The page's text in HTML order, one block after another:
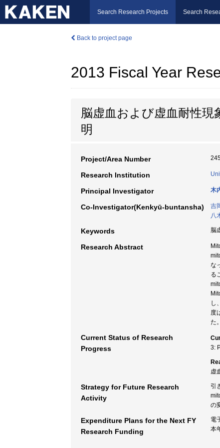
Search Research Projects Search
Back to project page
2013 Fiscal Year
脳虚血および虚血耐性
明
Project/Area Number
Research Institution
Principal Investigator 木
Co-Investigator(Kenkyū-buntansha) 吉
八
Keywords 脳
Research Abstract
な
る
し
度
た
Current Status of Research
Progress
3:
虚
Strategy for Future Research
Activity
引
の
Expenditure Plans for the Next FY
Research Funding
電
本